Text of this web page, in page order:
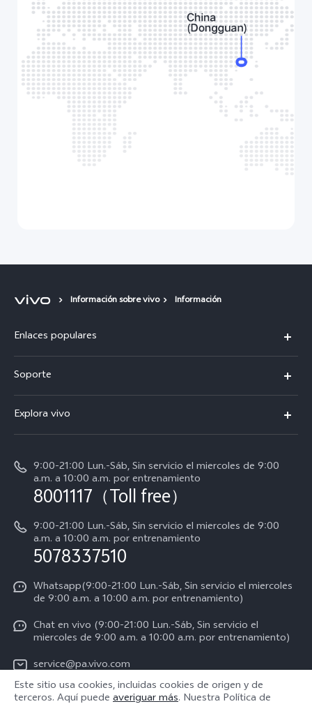
Información sobre vivo Información
Enlaces populares
V50 Lite
Y19s
Soporte
Verificación de IMEI
Manual de usuario
Instrucciones de la garantía de vivo
Declaración de privacidad para Servicio
Consulta el Precio de los Repuestos
Explora vivo
Acerca de nosotros
Centro de privacidad de vivo
9:00-21:00 Lun.-Sáb, Sin servicio el miercoles de 9:00
a.m. a 10:00 a.m. por entrenamiento
8001117（Toll free）
9:00-21:00 Lun.-Sáb, Sin servicio el miercoles de 9:00
a.m. a 10:00 a.m. por entrenamiento
5078337510
Whatsapp(9:00-21:00 Lun.-Sáb, Sin servicio el miercoles
de 9:00 a.m. a 10:00 a.m. por entrenamiento)
Chat en vivo (9:00-21:00 Lun.-Sáb, Sin servicio el
miercoles de 9:00 a.m. a 10:00 a.m. por entrenamiento)
service@pa.vivo.com
Este sitio usa cookies, incluidas cookies de origen y de
terceros. Aquí puede averiguar más. Nuestra Política de